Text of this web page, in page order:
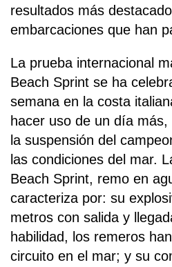
resultados más
embarcaciones que han
La prueba internacional
Beach Sprint se ha
semana en la costa
hacer uso de un día
la suspensión del
las condiciones del mar.
Beach Sprint, remo en
caracteriza por: su
metros con salida y
habilidad, los remeros
circuito en el mar; y su